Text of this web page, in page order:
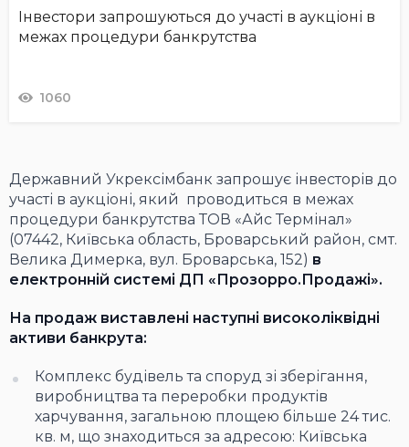
Інвестори запрошуються до участі в аукціоні в
межах процедури банкрутства
1060
Державний Укрексімбанк запрошує інвесторів до
участі в аукціоні, який проводиться в межах
процедури банкрутства ТОВ «Айс Термінал»
(07442, Київська область, Броварський район, смт.
Велика Димерка, вул. Броварська, 152) в
електронній системі ДП «Прозорро.Продажі».
На продаж виставлені наступні високоліквідні
активи банкрута:
Комплекс будівель та споруд зі зберігання,
виробництва та переробки продуктів
харчування, загальною площею більше 24 тис.
кв. м, що знаходиться за адресою: Київська